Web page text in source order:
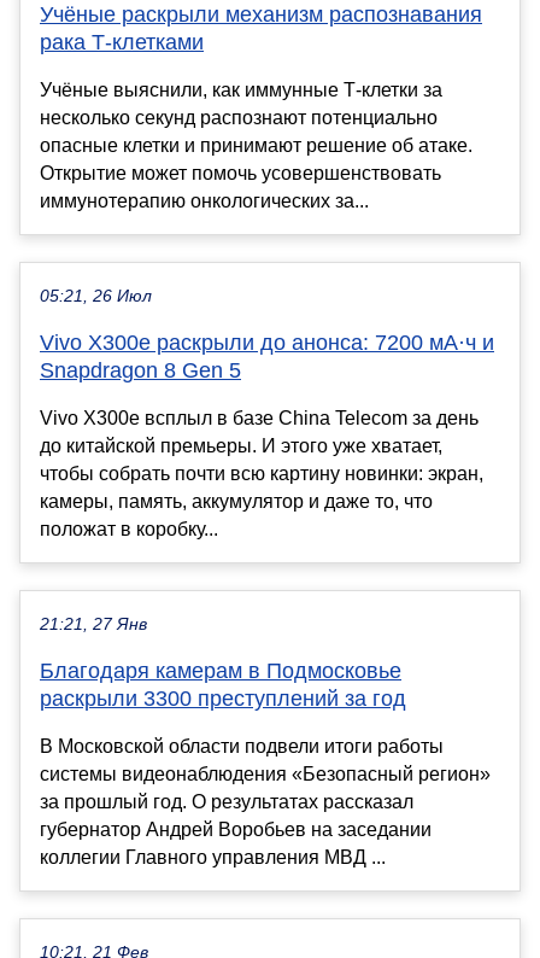
Учёные раскрыли механизм распознавания
рака Т-клетками
Учёные выяснили, как иммунные Т-клетки за
несколько секунд распознают потенциально
опасные клетки и принимают решение об атаке.
Открытие может помочь усовершенствовать
иммунотерапию онкологических за...
05:21, 26 Июл
Vivo X300e раскрыли до анонса: 7200 мА·ч и
Snapdragon 8 Gen 5
Vivo X300e всплыл в базе China Telecom за день
до китайской премьеры. И этого уже хватает,
чтобы собрать почти всю картину новинки: экран,
камеры, память, аккумулятор и даже то, что
положат в коробку...
21:21, 27 Янв
Благодаря камерам в Подмосковье
раскрыли 3300 преступлений за год
В Московской области подвели итоги работы
системы видеонаблюдения «Безопасный регион»
за прошлый год. О результатах рассказал
губернатор Андрей Воробьев на заседании
коллегии Главного управления МВД ...
10:21, 21 Фев